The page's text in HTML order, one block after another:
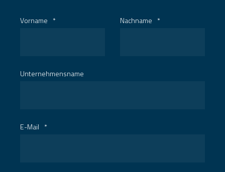
Vorname * Nachname *
Unternehmensname
E-Mail *